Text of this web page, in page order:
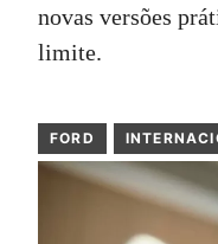
novas versões
limite.
FORD